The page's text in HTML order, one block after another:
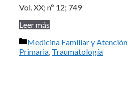
Vol. XX; nº 12; 749
Leer más
Categorías
Medicina Familiar y Atención
Primaria, Traumatología